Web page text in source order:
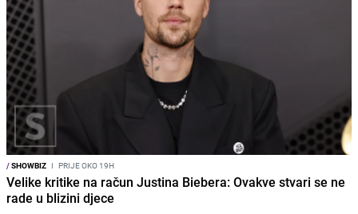
/SHOWBIZ I PRIJE OKO 19H
Velike kritike na račun Justina Biebera: Ovakve stvari se ne
rade u blizini djece